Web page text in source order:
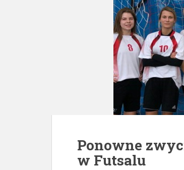
Ponowne
w Futsalu